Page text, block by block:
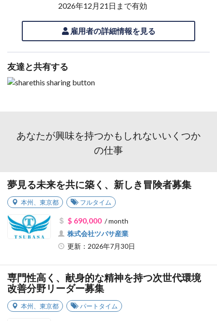
2026年12月21日まで有効
雇用者の詳細情報を見る
友達と共有する
あなたが興味を持つかもしれないいくつか
の仕事
夢見る未来を共に築く、新しき冒険者募集
本州 東京都 フルタイム
$ 690,000/ month
株式会社ツバサ産業
更新：2026年7月30日
専門性高く、献身的な精神を持つ次世代環境
改善分野リーダー募集
本州 東京都 パートタイム